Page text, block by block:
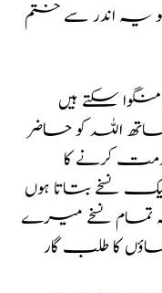
یہ اندر سے ختم
منگوا سکتے ہیں
اللہ کو حاضر
کرنے کا
نسخے بتاتا ہوں
تمام نسخے میرے
کا طلب گار